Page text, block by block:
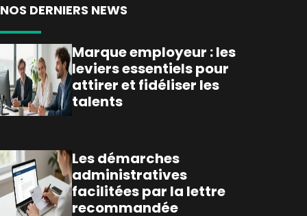
NOS DERNIERS NEWS
Marque employeur : les
leviers essentiels pour
attirer et fidéliser les
talents
Les démarches
administratives
facilitées par la lettre
recommandée